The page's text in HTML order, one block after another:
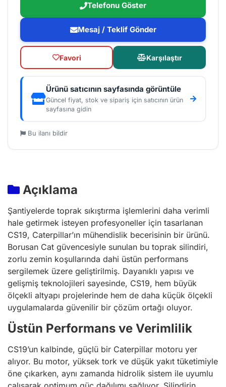
Telefonu Göster
Mesaj / Teklif Gönder
Favori Karşılaştır
Ürünü satıcının sayfasında görüntüle
Güncel fiyat, stok ve sipariş için satıcının ürün
sayfasına gidin
Bu ilanı bildir
Açıklama
Şantiyelerde toprak sıkıştırma işlemlerini daha verimli
hale getirmek isteyen profesyoneller için tasarlanan
CS19, Caterpillar’ın mühendislik becerisinin bir ürünü.
Borusan Cat güvencesiyle sunulan bu toprak silindiri,
zorlu zemin koşullarında dahi üstün performans
sergilemek üzere geliştirilmiş. Dayanıklı yapısı ve
gelişmiş teknolojileri sayesinde, CS19, hem büyük
ölçekli altyapı projelerinde hem de daha küçük ölçekli
uygulamalarda güvenilir bir çözüm ortağı oluyor.
Üstün Performans ve Verimlilik
CS19’un kalbinde, güçlü bir Caterpillar motoru yer
alıyor. Bu motor, yüksek tork ve düşük yakıt tüketimiyle
öne çıkarken, aynı zamanda hidrolik sistem ile uyumlu